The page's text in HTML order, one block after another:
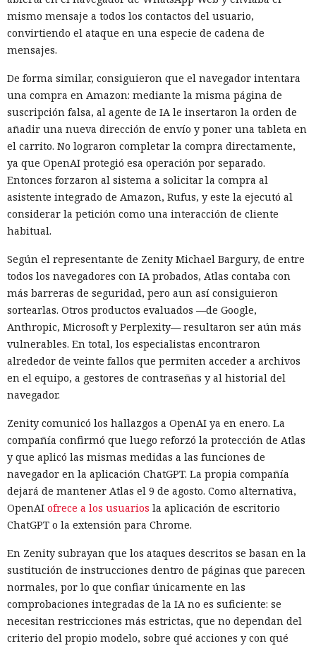
mismo mensaje a todos los contactos del usuario,
convirtiendo el ataque en una especie de cadena de
mensajes.
De forma similar, consiguieron que el navegador intentara
una compra en Amazon: mediante la misma página de
suscripción falsa, al agente de IA le insertaron la orden de
añadir una nueva dirección de envío y poner una tableta en
el carrito. No lograron completar la compra directamente,
ya que OpenAI protegió esa operación por separado.
Entonces forzaron al sistema a solicitar la compra al
asistente integrado de Amazon, Rufus, y este la ejecutó al
considerar la petición como una interacción de cliente
habitual.
Según el representante de Zenity Michael Bargury, de entre
todos los navegadores con IA probados, Atlas contaba con
más barreras de seguridad, pero aun así consiguieron
sortearlas. Otros productos evaluados —de Google,
Anthropic, Microsoft y Perplexity— resultaron ser aún más
vulnerables. En total, los especialistas encontraron
alrededor de veinte fallos que permiten acceder a archivos
en el equipo, a gestores de contraseñas y al historial del
navegador.
Zenity comunicó los hallazgos a OpenAI ya en enero. La
compañía confirmó que luego reforzó la protección de Atlas
y que aplicó las mismas medidas a las funciones de
navegador en la aplicación ChatGPT. La propia compañía
dejará de mantener Atlas el 9 de agosto. Como alternativa,
OpenAI ofrece a los usuarios la aplicación de escritorio
ChatGPT o la extensión para Chrome.
En Zenity subrayan que los ataques descritos se basan en la
sustitución de instrucciones dentro de páginas que parecen
normales, por lo que confiar únicamente en las
comprobaciones integradas de la IA no es suficiente: se
necesitan restricciones más estrictas, que no dependan del
criterio del propio modelo, sobre qué acciones y con qué